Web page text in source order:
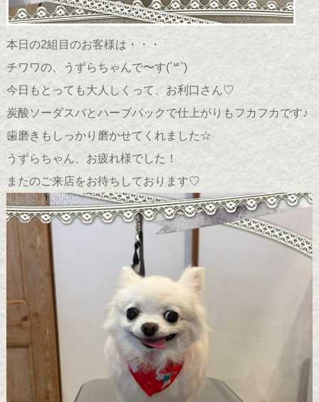
本日の2組目のお客様は・・・
チワワの、うずらちゃんで〜す(´꒳`)
今日もとっても大人しくって、お利口さん♡
炭酸ソーダスパとハーブパックで仕上がりもフカフカです♪
歯磨きもしっかり磨かせてくれました☆
うずらちゃん、お疲れ様でした！
またのご来店をお待ちしております♡